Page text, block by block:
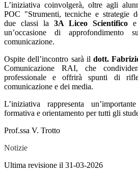
L’iniziativa coinvolgerà, oltre agli
POC "Strumenti, tecniche e strategie
due classi la 3A Liceo Scientifico
un’occasione di approfondimento
comunicazione.
Ospite dell’incontro sarà il dott.
Comunicazione RAI, che
professionale e offrirà spunti di
comunicazione e dei media.
L’iniziativa rappresenta
formativa e orientamento per tutti gli
Prof.ssa V. Trotto
Notizie
Ultima revisione il 31-03-2026